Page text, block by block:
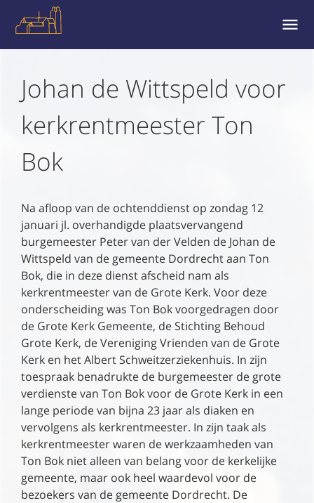
EN
Johan de Wittspeld voor
kerkrentmeester Ton
Bok
Na afloop van de ochtenddienst op zondag 12
januari jl. overhandigde plaatsvervangend
burgemeester Peter van der Velden de Johan de
Wittspeld van de gemeente Dordrecht aan Ton
Bok, die in deze dienst afscheid nam als
kerkrentmeester van de Grote Kerk. Voor deze
onderscheiding was Ton Bok voorgedragen door
de Grote Kerk Gemeente, de Stichting Behoud
Grote Kerk, de Vereniging Vrienden van de Grote
Kerk en het Albert Schweitzerziekenhuis. In zijn
toespraak benadrukte de burgemeester de grote
verdienste van Ton Bok voor de Grote Kerk in een
lange periode van bijna 23 jaar als diaken en
vervolgens als kerkrentmeester. In zijn taak als
kerkrentmeester waren de werkzaamheden van
Ton Bok niet alleen van belang voor de kerkelijke
gemeente, maar ook heel waardevol voor de
bezoekers van de gemeente Dordrecht. De